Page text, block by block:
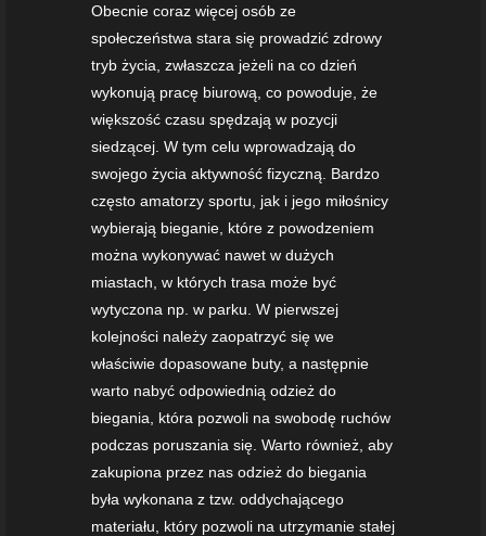
Obecnie coraz więcej osób ze
społeczeństwa stara się prowadzić zdrowy
tryb życia, zwłaszcza jeżeli na co dzień
wykonują pracę biurową, co powoduje, że
większość czasu spędzają w pozycji
siedzącej. W tym celu wprowadzają do
swojego życia aktywność fizyczną. Bardzo
często amatorzy sportu, jak i jego miłośnicy
wybierają bieganie, które z powodzeniem
można wykonywać nawet w dużych
miastach, w których trasa może być
wytyczona np. w parku. W pierwszej
kolejności należy zaopatrzyć się we
właściwie dopasowane buty, a następnie
warto nabyć odpowiednią odzież do
biegania, która pozwoli na swobodę ruchów
podczas poruszania się. Warto również, aby
zakupiona przez nas odzież do biegania
była wykonana z tzw. oddychającego
materiału, który pozwoli na utrzymanie stałej